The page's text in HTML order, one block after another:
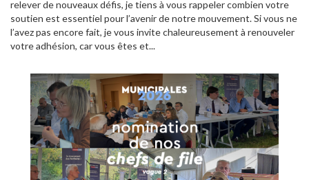
relever de nouveaux défis, je tiens à vous rappeler combien votre
soutien est essentiel pour l’avenir de notre mouvement. Si vous ne
l’avez pas encore fait, je vous invite chaleureusement à renouveler
votre adhésion, car vous êtes et...